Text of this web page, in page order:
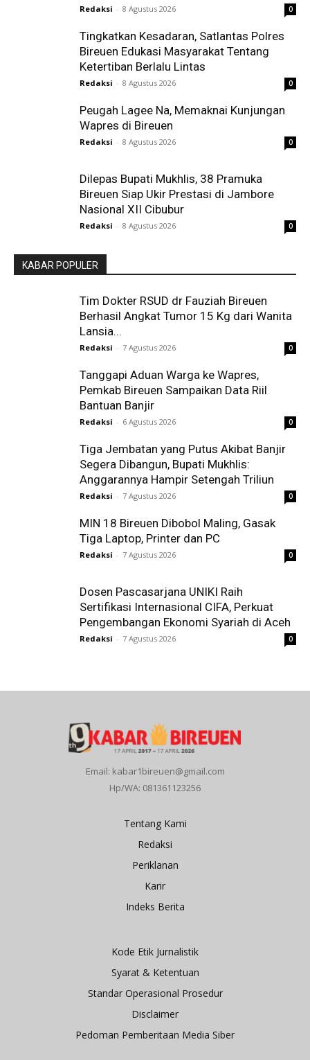
Redaksi - 8 Agustus 2026 0
Tingkatkan Kesadaran, Satlantas Polres
Bireuen Edukasi Masyarakat Tentang
Ketertiban Berlalu Lintas
Redaksi - 8 Agustus 2026 0
Peugah Lagee Na, Memaknai Kunjungan
Wapres di Bireuen
Redaksi - 8 Agustus 2026 0
Dilepas Bupati Mukhlis, 38 Pramuka
Bireuen Siap Ukir Prestasi di Jambore
Nasional XII Cibubur
Redaksi - 8 Agustus 2026 0
KABAR POPULER
Tim Dokter RSUD dr Fauziah Bireuen
Berhasil Angkat Tumor 15 Kg dari Wanita
Lansia...
Redaksi - 7 Agustus 2026 0
Tanggapi Aduan Warga ke Wapres,
Pemkab Bireuen Sampaikan Data Riil
Bantuan Banjir
Redaksi - 6 Agustus 2026 0
Tiga Jembatan yang Putus Akibat Banjir
Segera Dibangun, Bupati Mukhlis:
Anggarannya Hampir Setengah Triliun
Redaksi - 7 Agustus 2026 0
MIN 18 Bireuen Dibobol Maling, Gasak
Tiga Laptop, Printer dan PC
Redaksi - 7 Agustus 2026 0
Dosen Pascasarjana UNIKI Raih
Sertifikasi Internasional CIFA, Perkuat
Pengembangan Ekonomi Syariah di Aceh
Redaksi - 7 Agustus 2026 0
Email: kabar1bireuen@gmail.com
Hp/WA: 081361123256
Tentang Kami
Redaksi
Periklanan
Karir
Indeks Berita
Kode Etik Jurnalistik
Syarat & Ketentuan
Standar Operasional Prosedur
Disclaimer
Pedoman Pemberitaan Media Siber